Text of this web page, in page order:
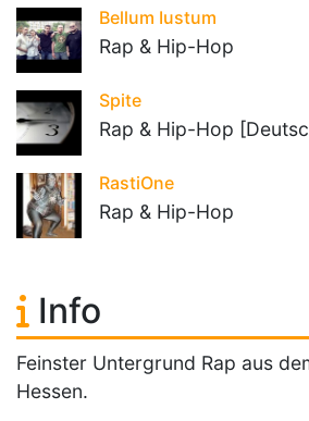
Bellum Iustum
Rap & Hip-Hop
Spite
Rap & Hip-Hop
RastiOne
Rap & Hip-Hop
Info
Feinster Untergrund Rap aus
Hessen.